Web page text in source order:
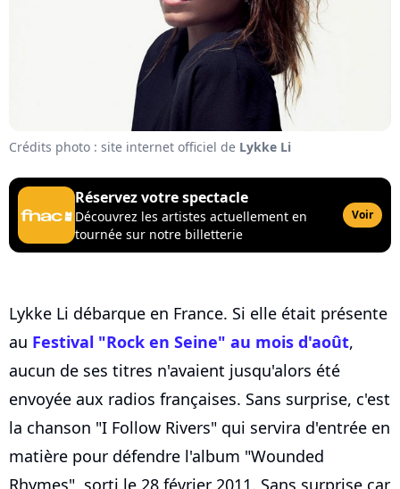
Crédits photo : site internet officiel de Lykke Li
Réservez votre spectacle
Découvrez les artistes actuellement en
tournée sur notre billetterie
Voir
Lykke Li débarque en France. Si elle était présente
au Festival "Rock en Seine" au mois d'août,
aucun de ses titres n'avaient jusqu'alors été
envoyée aux radios françaises. Sans surprise, c'est
la chanson "I Follow Rivers" qui servira d'entrée en
matière pour défendre l'album "Wounded
Rhymes", sorti le 28 février 2011. Sans surprise car